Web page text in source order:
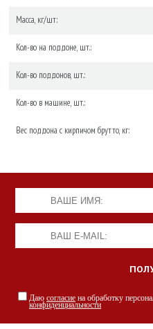
Масса, кг/шт:
Кол-во на поддоне, шт.:
Кол-во поддонов, шт.:
Кол-во в машине, шт.:
Вес поддона с кирпичом брутто, кг:
Даю согласие на обработку
конфиденциальности